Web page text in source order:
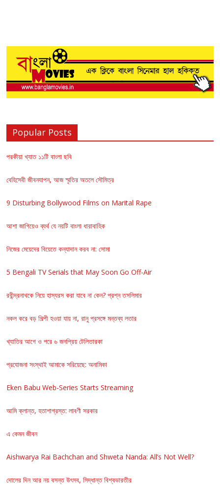
Popular Posts
পরকীয়া খ্যাত ১১টি বাংলা ছবি
বেহিসেবী জীবনযাপন, আজ স্মৃতির অতলে সৌমিত্র
9 Disturbing Bollywood Films on Marital Rape
আশা জাগিয়েও ব্যর্থ যে নয়টি বাংলা ধারাবাহিক
নিজের মেয়েদের বিয়েতে কন্যাদান করব না: সোমা
5 Bengali TV Serials that May Soon Go Off-Air
রবীন্দ্রনাথকে নিয়ে হাস্যরস করা যাবে না কেন? প্রশ্ন তসলিমার
নকল করে বড় শিল্পী হওয়া যায় না, রানু প্রসঙ্গে মন্তব্য লতার
খ্যাতির আগে ও পরে ৬ জনপ্রিয় টেলিতারকা
প্রযোজনা সংস্থাই আমাকে সরিয়েছে: অনামিকা
Eken Babu Web-Series Starts Streaming
আমি ক্লান্ত, হতাশাগ্রস্ত: লাবণী সরকার
এ কেমন জীবন
Aishwarya Rai Bachchan and Shweta Nanda: All’s Not Well?
দোলের দিন আর নয় বসন্ত উৎসব, সিদ্ধান্ত বিশ্বভারতীর